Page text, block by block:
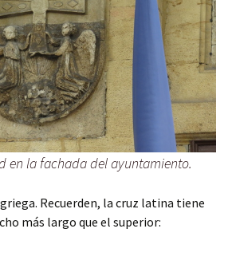
en la fachada del ayuntamiento.
Recuerden, la cruz latina tiene
más largo que el superior: